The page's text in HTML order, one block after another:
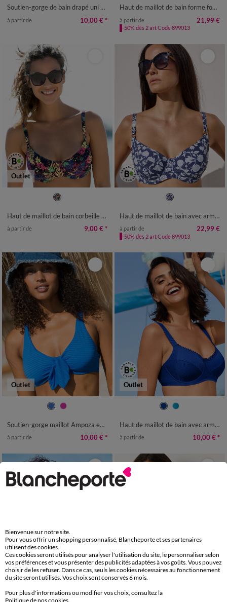
Soutien-gorge de bain drapé uni Solaro, avec armatures
à partir de 10,00 € *
Haut de maillot de bain forme foulard Padula - sans armatures
à partir de 21,99 €
-50% dès 2 art Code 899013
Outlet
Haut de maillot de bain corbeille Pylea - avec armatures
à partir de 9,00 € *
Haut de maillot de bain avec armatures Saglia - forme corbeille
à partir de 22,99 €
-50% dès 2 art Code 899013
Outlet
Soutien-gorge maillot Ampoza en maille texturée - forme foulard avec armatures
à partir de 10,00 € *
Outlet
Haut de maillot de bain avec armatures Vilorio - forme balconnet
à partir de 10,00 € *
Bienvenue sur notre site.
Pour vous offrir un shopping personnalisé, Blancheporte et ses partenaires
utilisent des cookies.
Ces cookies seront utilisés pour analyser l'utilisation du site, le personnaliser selon
vos préférences et vous présenter des publicités adaptées à vos goûts. Vous pouvez
choisir de les refuser. Dans ce cas, seuls les cookies nécessaires au fonctionnement
du site seront utilisés. Vos choix sont conservés 6 mois.
Pour plus d'informations ou modifier vos choix, consultez la
Politique de nos cookies